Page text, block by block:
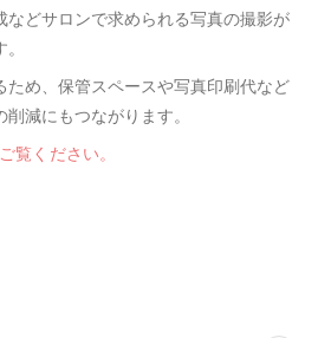
などサロンで求められる写真の撮影が
ため、保管スペースや写真印刷代など
減にもつながります。
覧ください。